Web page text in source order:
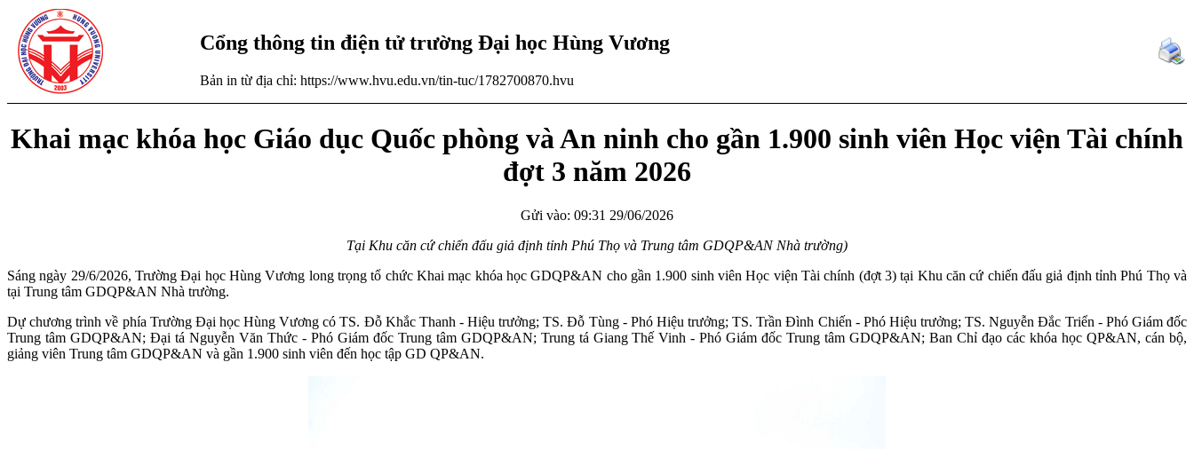
Cổng thông tin điện tử trường Đại học Hùng Vương
Bản in từ địa chỉ: https://www.hvu.edu.vn/tin-tuc/1782700870.hvu
Khai mạc khóa học Giáo dục Quốc phòng và An ninh cho gần 1.900 sinh viên Học viện Tài chính
đợt 3 năm 2026
Gửi vào: 09:31 29/06/2026
Tại Khu căn cứ chiến đấu giả định tỉnh Phú Thọ và Trung tâm GDQP&AN Nhà trường)
Sáng ngày 29/6/2026, Trường Đại học Hùng Vương long trọng tổ chức Khai mạc khóa học GDQP&AN cho gần 1.900 sinh viên Học viện Tài chính (đợt 3) tại Khu căn cứ chiến đấu giả định tỉnh Phú Thọ và
tại Trung tâm GDQP&AN Nhà trường.
Dự chương trình về phía Trường Đại học Hùng Vương có TS. Đỗ Khắc Thanh - Hiệu trưởng; TS. Đỗ Tùng - Phó Hiệu trưởng; TS. Trần Đình Chiến - Phó Hiệu trưởng; TS. Nguyễn Đắc Triển - Phó Giám đốc
Trung tâm GDQP&AN; Đại tá Nguyễn Văn Thức - Phó Giám đốc Trung tâm GDQP&AN; Trung tá Giang Thế Vinh - Phó Giám đốc Trung tâm GDQP&AN; Ban Chỉ đạo các khóa học QP&AN, cán bộ,
giảng viên Trung tâm GDQP&AN và gần 1.900 sinh viên đến học tập GD QP&AN.